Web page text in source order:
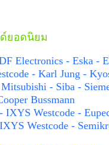
ยอดนิยม
Electronics - Eska -
- Karl Jung -
- Siba -
Bussmann
IXYS Westcode -
IXYS Westcode -